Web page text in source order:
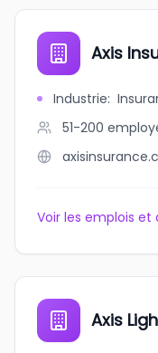
Axis
Industrie:
51-200
Voir les emplois et
Axis